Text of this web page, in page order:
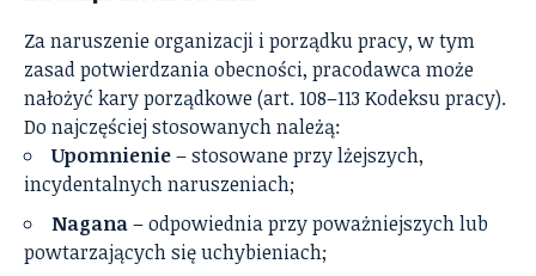
Za naruszenie organizacji i porządku pracy, w tym
zasad potwierdzania obecności, pracodawca może
nałożyć kary porządkowe (art. 108–113 Kodeksu pracy).
Do najczęściej stosowanych należą:
Upomnienie– stosowane przy lżejszych,
incydentalnych naruszeniach;
Nagana– odpowiednia przy poważniejszych lub
powtarzających się uchybieniach;